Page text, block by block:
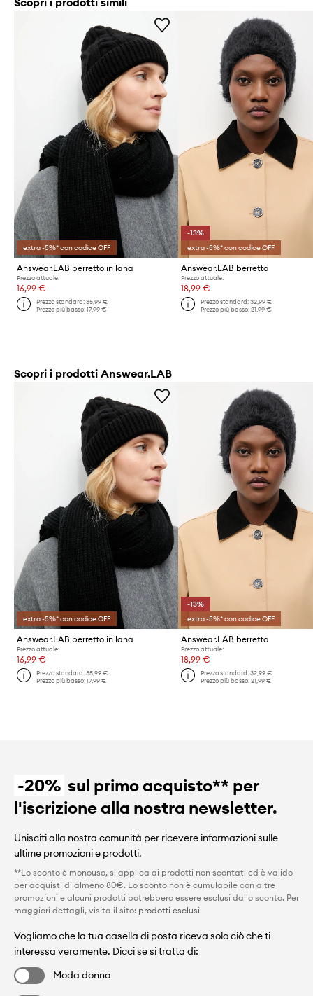
extra -5%* con codice OFF
Answear.LAB berretto in lana
Prezzo attuale:
16,99 €
Prezzo standard:35,99 €
Prezzo più basso:17,99 €
-13%
extra -5%* con codice OFF
Answear.LAB berretto
Prezzo attuale:
18,99 €
Prezzo standard: 32,99 €
Prezzo più basso: 21,99 €
Scopri i prodotti Answear.LAB
extra -5%* con codice OFF
Answear.LAB berretto in lana
Prezzo attuale:
16,99 €
Prezzo standard:35,99 €
Prezzo più basso:17,99 €
-13%
extra -5%* con codice OFF
Answear.LAB berretto
Prezzo attuale:
18,99 €
Prezzo standard: 32,99 €
Prezzo più basso: 21,99 €
-20% sul primo acquisto** per
l'iscrizione alla nostra newsletter.
Unisciti alla nostra comunità per ricevere informazioni sulle
ultime promozioni e prodotti.
**Lo sconto è monouso, si applica ai prodotti non scontati ed è valido
per acquisti di almeno 80€. Lo sconto non è cumulabile con altre
promozioni e alcuni prodotti potrebbero essere esclusi dallo sconto. Per
maggiori dettagli, visita il sito: prodotti esclusi
Vogliamo che la tua casella di posta riceva solo ciò che ti
interessa veramente. Dicci se si tratta di:
Moda donna